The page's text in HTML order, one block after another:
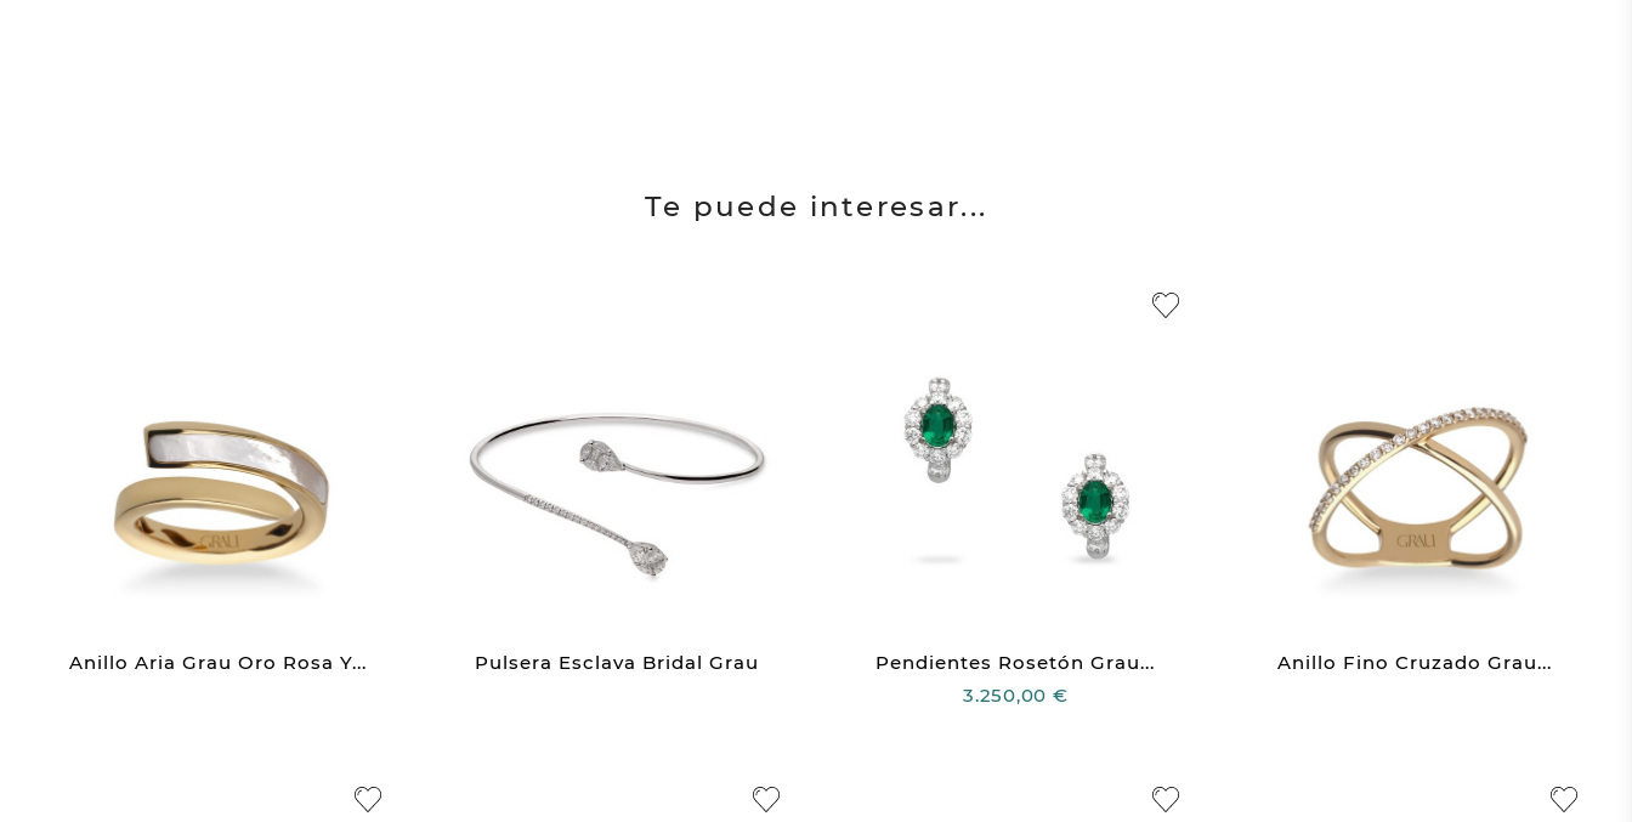
Te puede interesar...
Anillo Aria Grau Oro Rosa Y... Pulsera Esclava Bridal Grau
Pendientes Rosetón Grau...
3.250,00 €
Anillo Fino Cruzado Grau...